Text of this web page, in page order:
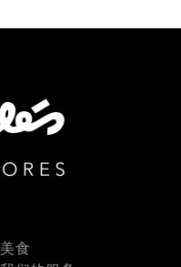
美食